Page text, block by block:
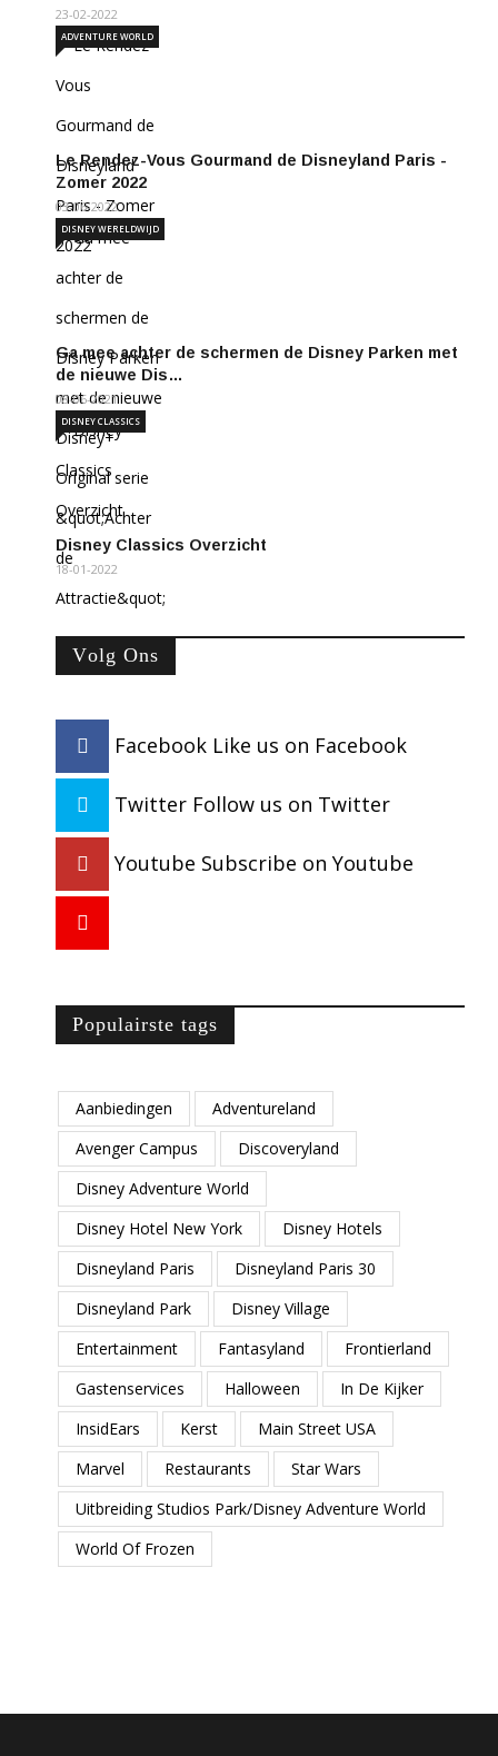
23-02-2022
Le Rendez-Vous Gourmand de Disneyland Paris -
Zomer 2022
ADVENTURE WORLD
03-06-2022
Ga mee achter de schermen de Disney Parken met
de nieuwe Dis…
DISNEY WERELDWIJD
08-06-2021
Disney Classics Overzicht
DISNEY CLASSICS
18-01-2022
Volg Ons
Facebook Like us on Facebook
Twitter Follow us on Twitter
Youtube Subscribe on Youtube
Populairste tags
Aanbiedingen
Adventureland
Avenger Campus
Discoveryland
Disney Adventure World
Disney Hotel New York
Disney Hotels
Disneyland Paris
Disneyland Paris 30
Disneyland Park
Disney Village
Entertainment
Fantasyland
Frontierland
Gastenservices
Halloween
In De Kijker
InsidEars
Kerst
Main Street USA
Marvel
Restaurants
Star Wars
Uitbreiding Studios Park/Disney Adventure World
World Of Frozen